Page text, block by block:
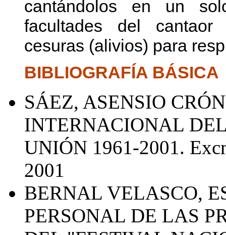
cantándolos en un
facultades del
cesuras (alivios) para
BIBLIOGRAFÍA BÁSICA
SÁEZ, ASENSIO
INTERNACIONAL
UNIÓN 1961-2001.
2001
BERNAL VELASCO,
PERSONAL DE LAS